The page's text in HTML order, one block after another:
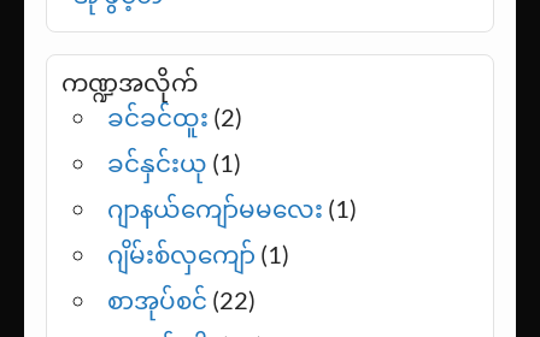
ပေါ်တူဂီအသင်းမှာ မရှိဘူးလို့ ကွန်စီကာ
အို ဖွင့်ဟ
ကဏ္ဍအလိုက်
ခင်ခင်ထူး(2)
ခင်နှင်းယု(1)
ဂျာနယ်ကျော်မမလေး